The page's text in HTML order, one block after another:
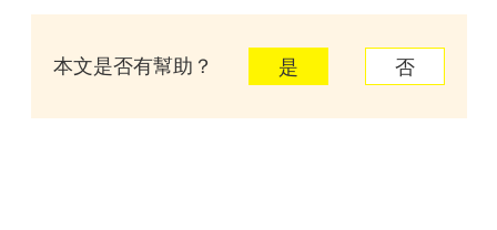
本文是否有幫助？ 是 否